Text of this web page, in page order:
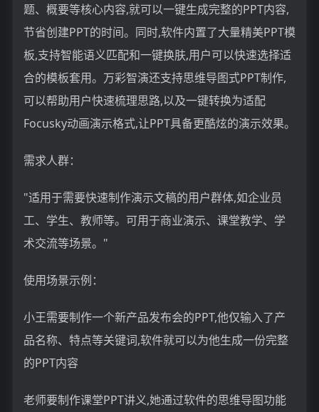
题、概要等核心内容,就可以一键生成完整的PPT内容,
节省创建PPT的时间。同时,软件内置了大量精美PPT模
板,支持智能语义匹配和一键换肤,用户可以快速选择适
合的模板套用。万彩智演还支持思维导图式PPT制作,
可以帮助用户快速梳理思路,以及一键转换为适配
Focusky动画演示格式,让PPT具备更酷炫的演示效果。
需求人群：
"适用于需要快速制作演示文稿的用户群体,如企业员
工、学生、教师等。可用于商业演示、课堂教学、学
术交流等场景。"
使用场景示例：
小王需要制作一个新产品发布会的PPT,他仅输入了产
品名称、特点等关键词,软件就可以为他生成一份完整
的PPT内容
老师要制作课堂PPT讲义,她通过软件的思维导图功能